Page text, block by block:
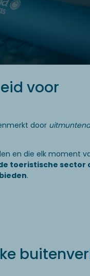
voor
door
en die elk moment
toeristische sector
.